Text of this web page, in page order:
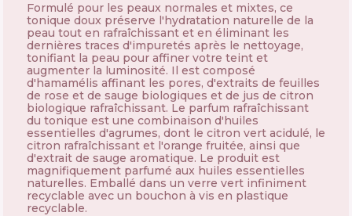
Formulé pour les peaux normales et mixtes, ce
tonique doux préserve l'hydratation naturelle de la
peau tout en rafraîchissant et en éliminant les
dernières traces d'impuretés après le nettoyage,
tonifiant la peau pour affiner votre teint et
augmenter la luminosité. Il est composé
d'hamamélis affinant les pores, d'extraits de feuilles
de rose et de sauge biologiques et de jus de citron
biologique rafraîchissant. Le parfum rafraîchissant
du tonique est une combinaison d'huiles
essentielles d'agrumes, dont le citron vert acidulé, le
citron rafraîchissant et l'orange fruitée, ainsi que
d'extrait de sauge aromatique. Le produit est
magnifiquement parfumé aux huiles essentielles
naturelles. Emballé dans un verre vert infiniment
recyclable avec un bouchon à vis en plastique
recyclable.